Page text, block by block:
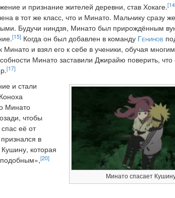
и признание жителей деревни, став Хокаге.
в тот же класс, что и Минато. Мальчику сразу
Будучи ниндзя, Минато был прирождённым
[15]Когда он был добавлен в команду Генинов
Минато и взял его к себе в ученики, обучая
Минато заставили Джирайю поверить,
[17]
Минато спасает
и стали
Минато
чтобы
её от
в
которая
[20]